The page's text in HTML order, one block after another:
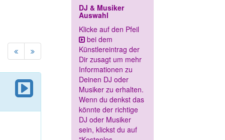
DJ & Musiker
Auswahl
Klicke auf den Pfeil
bei dem
Künstlereintrag der
Dir zusagt um mehr
Informationen zu
Deinen DJ oder
Musiker zu erhalten.
Wenn du denkst das
könnte der richtige
DJ oder Musiker
sein, klickst du auf